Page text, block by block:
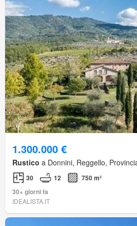
1.300.000 €
Rustico a Donnini, Reggello,
30 12
750 m²
30+ giorni fa
IDEALISTA.IT